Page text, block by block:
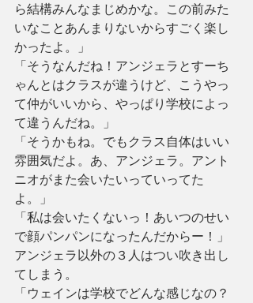
ら結構みんなまじめかな。この前みた
いなことあんまりないからすごく楽し
かったよ。」
「そうなんだね！アンジェラとすーち
ゃんとはクラスが違うけど、こうやっ
て仲がいいから、やっぱり学校によっ
て違うんだね。」
「そうかもね。でもクラス自体はいい
雰囲気だよ。あ、アンジェラ。アント
ニオがまた会いたいっていってた
よ。」
「私は会いたくないっ！あいつのせい
で顔パンパンになったんだからー！」
アンジェラ以外の３人はつい吹き出し
てしまう。
「ウェインは学校でどんな感じなの？